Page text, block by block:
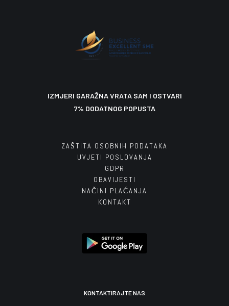
U košaricu
U košaricu
U košaricu
IZMJERI GARAŽNA VRATA SAM I OSTVARI
7% DODATNOG POPUSTA
ZAŠTITA OSOBNIH PODATAKA
UVJETI POSLOVANJA
GDPR
OBAVIJESTI
NAČINI PLAĆANJA
KONTAKT
KONTAKTIRAJTE NAS